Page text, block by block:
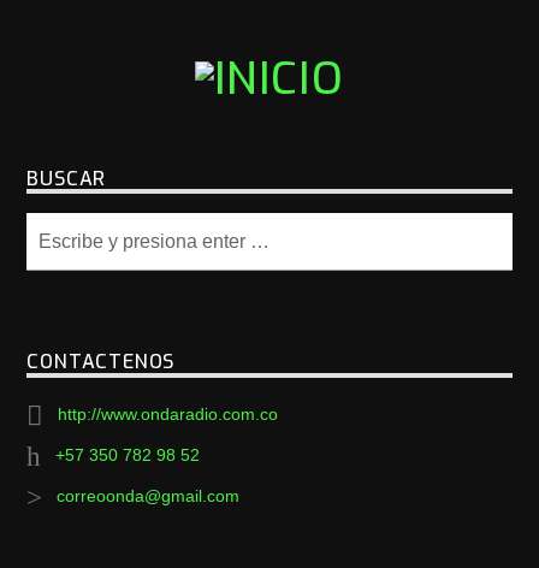
BUSCAR
CONTACTENOS
http://www.ondaradio.com.co
+57 350 782 98 52
correoonda@gmail.com